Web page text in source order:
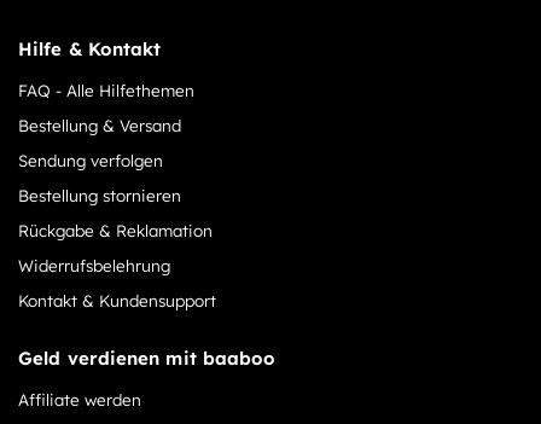
Hilfe & Kontakt
FAQ - Alle Hilfethemen
Bestellung & Versand
Sendung verfolgen
Bestellung stornieren
Rückgabe & Reklamation
Widerrufsbelehrung
Kontakt & Kundensupport
Geld verdienen mit baaboo
Affiliate werden